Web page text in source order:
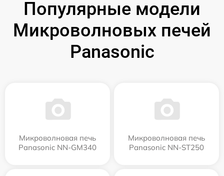
Популярные модели
Микроволновых печей
Panasonic
Микроволновая печь
Panasonic NN-GM340
Микроволновая печь
Panasonic NN-ST250